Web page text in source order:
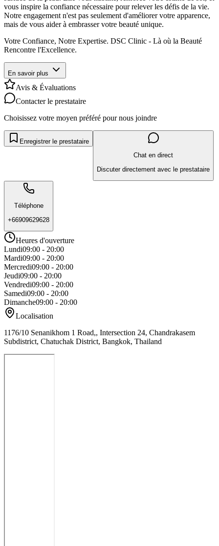
vous inspire la confiance nécessaire pour relever les défis de la vie.
Notre engagement n'est pas seulement d'améliorer votre apparence,
mais de vous aider à embrasser votre beauté unique.
Votre Confiance, Notre Expertise. DSC Clinic - Là où la Beauté
Rencontre l'Excellence.
En savoir plus
Avis & Évaluations
Contacter le prestataire
Choisissez votre moyen préféré pour nous joindre
Enregistrer le prestataire
Chat en direct
Discuter directement avec le prestataire
Téléphone
+66909629628
Heures d'ouverture
Lundi09:00 - 20:00
Mardi09:00 - 20:00
Mercredi09:00 - 20:00
Jeudi09:00 - 20:00
Vendredi09:00 - 20:00
Samedi09:00 - 20:00
Dimanche09:00 - 20:00
Localisation
1176/10 Senanikhom 1 Road,, Intersection 24, Chandrakasem
Subdistrict, Chatuchak District, Bangkok, Thailand